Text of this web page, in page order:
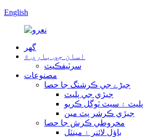
English
گھر
اسان جي باري ۾
سرٽيفڪيٽ
مصنوعات
جبڑے جي ڪرشنگ جا حصا
جبڙي جي پليٽ
پليٽ ۽ سيٽ ٽوگل ڪريو
جبڙي ڪرشر پٽ مين
مخروطي ڪرش جا حصا
باؤل لائنر ۽ مينٽل